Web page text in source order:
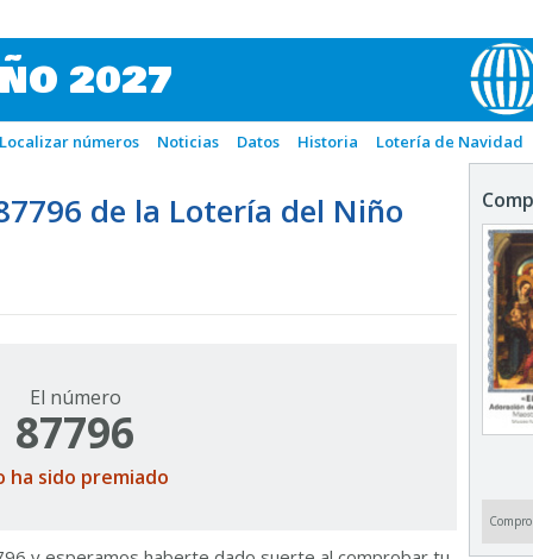
2027
Localizar números Noticias Datos Historia Lotería de Navidad
de la Lotería del Niño
El número
87796
ha sido premiado